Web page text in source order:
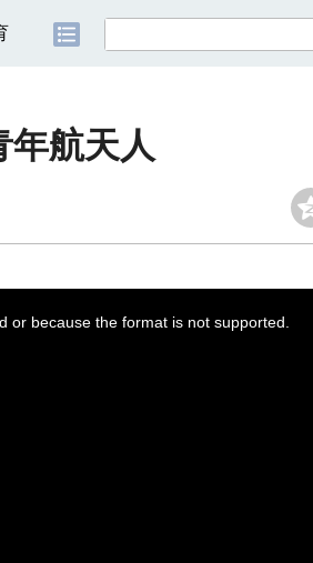
年航天人
because the format is not supported.